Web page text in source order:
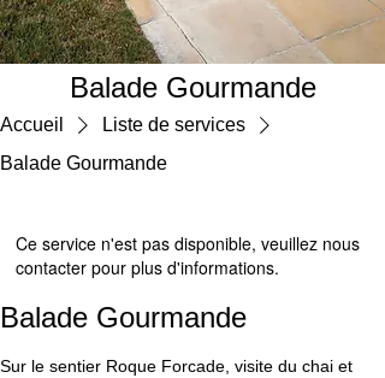
Balade Gourmande
Accueil
Liste de services
Balade Gourmande
Ce service n'est pas disponible, veuillez nous
contacter pour plus d'informations.
Balade Gourmande
Sur le sentier Roque Forcade, visite du chai et